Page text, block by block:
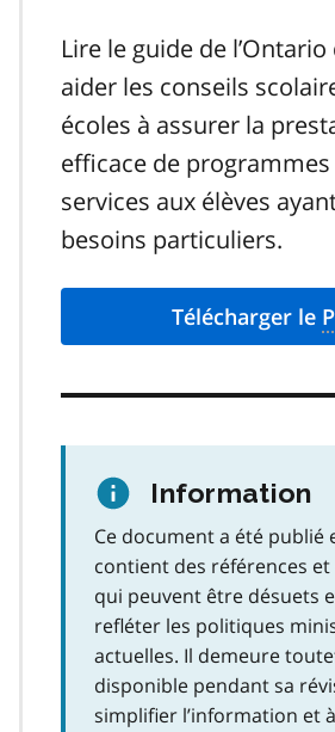
Lire le guide de
aider les conseils
écoles à assurer la
efficace de
services aux élèves
besoins particuliers.
Télécharger le
Information
Ce document a été publié
contient des références
qui peuvent être désuets
refléter les politiques
actuelles. Il demeure
disponible pendant sa
simplifier l’information et